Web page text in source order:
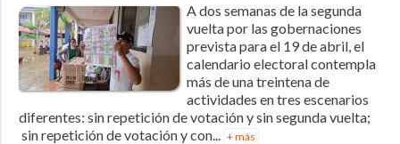
A dos semanas de la segunda
vuelta por las gobernaciones
prevista para el 19 de abril, el
calendario electoral contempla
más de una treintena de
actividades en tres escenarios
diferentes: sin repetición de votación y sin segunda vuelta;
sin repetición de votación y con... + más